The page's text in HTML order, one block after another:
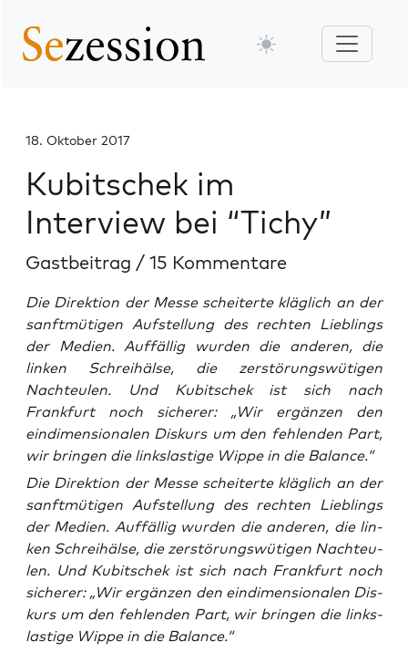
18. Oktober 2017
Kubitschek im
Interview bei “Tichy”
Gastbeitrag / 15 Kommentare
Die Direktion der Messe scheiterte kläglich an der
sanftmütigen Aufstellung des rechten Lieblings
der Medien. Auffällig wurden die anderen, die
linken Schreihälse, die zerstörungswütigen
Nachteulen. Und Kubitschek ist sich nach
Frankfurt noch sicherer: „Wir ergänzen den
eindimensionalen Diskurs um den fehlenden Part,
wir bringen die linkslastige Wippe in die Balance.“
Die Direk­ti­on der Mes­se schei­ter­te kläg­lich an der
sanft­mü­ti­gen Auf­stel­lung des rech­ten Lieb­lings
der Medi­en. Auf­fäl­lig wur­den die ande­ren, die lin­
ken Schrei­häl­se, die zer­stö­rungs­wü­ti­gen Nacht­eu­
len. Und Kubit­schek ist sich nach Frank­furt noch
siche­rer: „Wir ergän­zen den ein­di­men­sio­na­len Dis­
kurs um den feh­len­den Part, wir brin­gen die links­
las­ti­ge Wip­pe in die Balance.“